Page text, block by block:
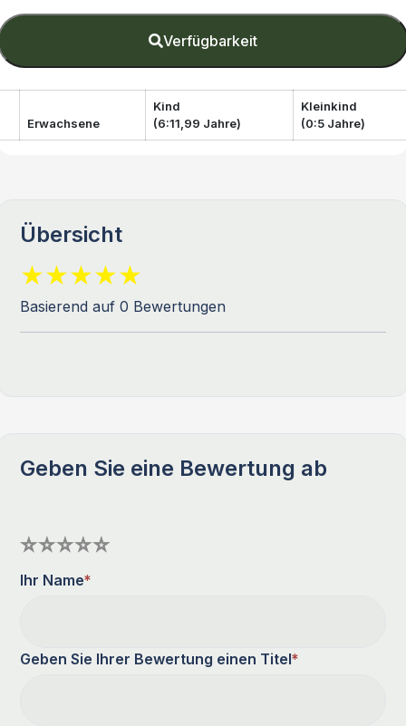
Verfügbarkeit
Erwachsene
Kind
(6:11,99 Jahre)
Kleinkind
(0:5 Jahre)
Übersicht
Basierend auf 0 Bewertungen
Geben Sie eine Bewertung ab
*
Ihr Name
*
Geben Sie Ihrer Bewertung einen Titel